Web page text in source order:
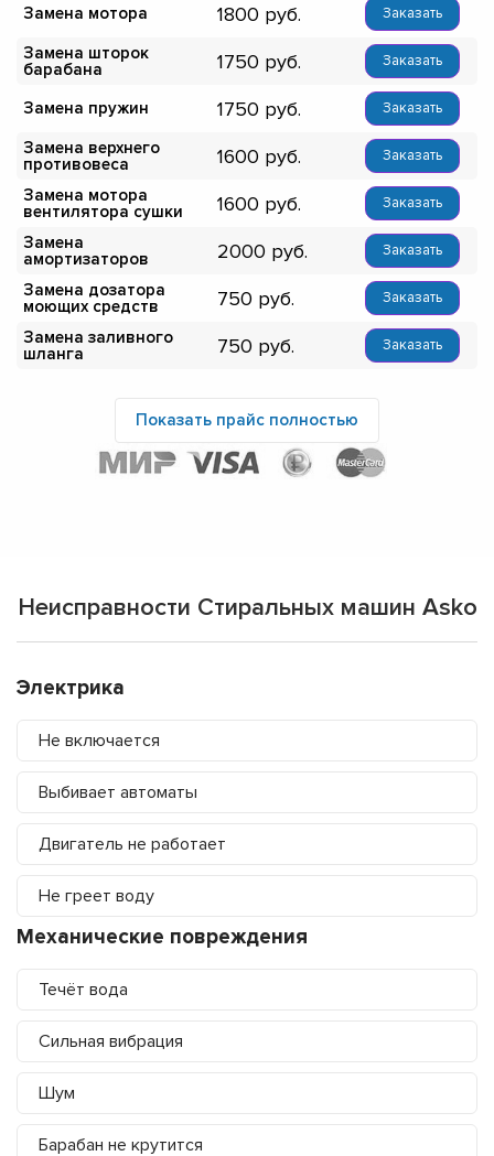
Замена мотора 1800 Заказать
Замена шторок
барабана
1750 Заказать
Замена пружин 1750 Заказать
Замена верхнего
противовеса
1600 Заказать
Замена мотора
вентилятора сушки
1600 Заказать
Замена
амортизаторов
2000 Заказать
Замена дозатора
моющих средств
750 Заказать
Замена заливного
шланга
750 Заказать
Показать прайс полностью
Неисправности Стиральных машин Asko
Электрика
Не включается
Выбивает автоматы
Двигатель не работает
Не греет воду
Механические повреждения
Течёт вода
Сильная вибрация
Шум
Барабан не крутится